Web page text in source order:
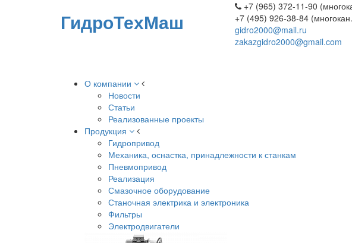
ГидроТехМаш
+7 (965) 372-11-90
+7 (495) 926-38-84
gidro2000@mail.ru
zakazgidro2000@gmail.com
О компании
Новости
Статьи
Реализованные проекты
Продукция
Гидропривод
Механика, оснастка, принадлежности к станкам
Пневмопривод
Реализация
Смазочное оборудование
Станочная электрика и электроника
Фильтры
Электродвигатели